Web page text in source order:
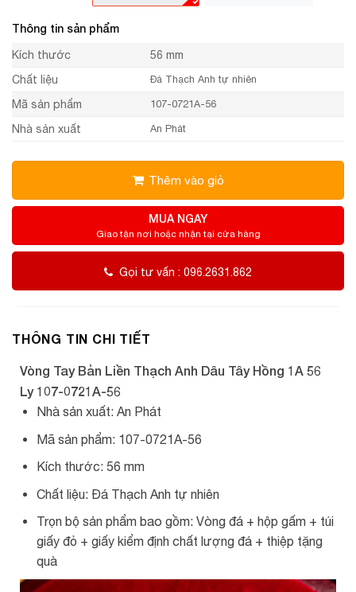
Thông tin sản phẩm
Kích thước
56 mm
Chất liệu
Đá Thạch Anh tự nhiên
Mã sản phẩm 107-0721A-56
Nhà sản xuất An Phát
Thêm vào giỏ
MUA NGAY
Giao tận nơi hoặc nhận tại cửa hàng
Gọi tư vấn : 096.2631.862
THÔNG TIN CHI TIẾT
Vòng Tay Bản Liền Thạch Anh Dâu Tây Hồng 1A 56
Ly 107-0721A-56
Nhà sản xuất: An Phát
Mã sản phẩm: 107-0721A-56
Kích thước: 56 mm
Chất liệu: Đá Thạch Anh tự nhiên
Trọn bộ sản phẩm bao gồm: Vòng đá + hộp gấm + túi
giấy đỏ + giấy kiểm định chất lượng đá + thiệp tặng
quà